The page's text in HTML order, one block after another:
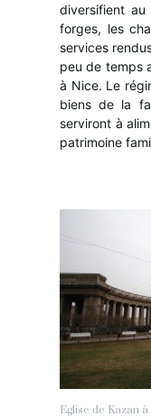
diversifient
forges, les
services
peu de temps
à Nice. Le
biens de la
serviront à
patrimoine
Eglise de Kazan